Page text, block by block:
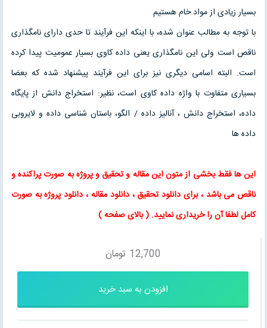
بسيار زيادی از مواد خام هستيم
با توجه به مطالب عنوان شده، با اينکه اين فرآيند تا حدی دارای نامگذاری
ناقص است ولی اين نامگذاری يعنی داده کاوی بسيار عموميت پيدا کرده
است. البته اسامی ديگری نيز برای اين فرآيند پيشنهاد شده که بعضا
بسياری متفاوت با واژه داده کاوی است، نظير: استخراج دانش از پايگاه
داده، استخراج دانش ، آناليز داده / الگو، باستان شناسی داده و لايروبی
داده ها
این ها فقط بخشی از متون اینمقاله وتحقیق و پروژه به صورت پراکنده و
ناقص می باشد ، برای دانلود تحقیق ، دانلود مقاله ، دانلود پروژه به صورت
کامل لطفا آن را خریداری نمایید. ( بالای صفحه )
12,700 تومان
افزودن به سبد خرید